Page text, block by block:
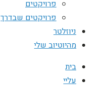
פרויקטים
פרויקטים שבדרך
ניוזלטר
מהיוטיוב שלי
בית
עליי